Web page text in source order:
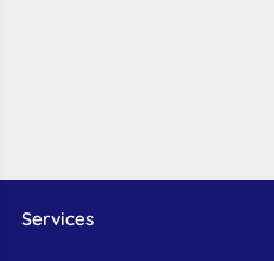
Services